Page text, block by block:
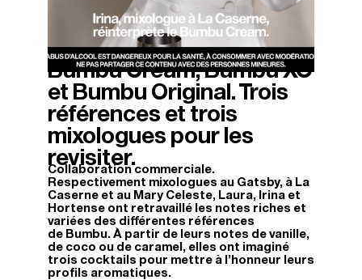
03/07/2026
Bumbu Cream, Bumbu XO
et Bumbu Original. Trois
références et trois
mixologues pour les
revisiter.
Collaboration commerciale.
Respectivement mixologues au Gatsby, à La
Caserne et au Mary Celeste, Laura, Irina et
Hortense ont retravaillé les notes riches et
variées des différentes références
de Bumbu. À partir de leurs notes de vanille,
de coco ou de caramel, elles ont imaginé
trois cocktails pour mettre à l’honneur leurs
profils aromatiques.